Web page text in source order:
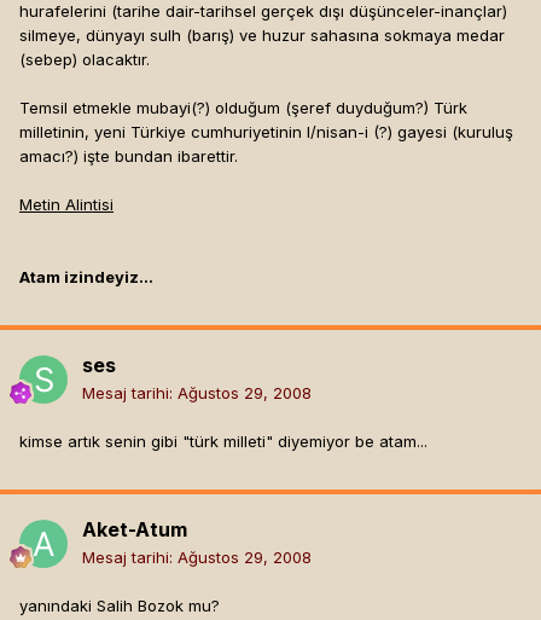
hurafelerini (tarihe dair-tarihsel gerçek dışı düşünceler-inançlar)
silmeye, dünyayı sulh (barış) ve huzur sahasına sokmaya medar
(sebep) olacaktır.
Temsil etmekle mubayi(?) olduğum (şeref duyduğum?) Türk
milletinin, yeni Türkiye cumhuriyetinin l/nisan-i (?) gayesi (kuruluş
amacı?) işte bundan ibarettir.
Metin Alintisi
Atam izindeyiz...
ses
Mesaj tarihi: Ağustos 29, 2008
kimse artık senin gibi "türk milleti" diyemiyor be atam...
Aket-Atum
Mesaj tarihi: Ağustos 29, 2008
yanındaki Salih Bozok mu?